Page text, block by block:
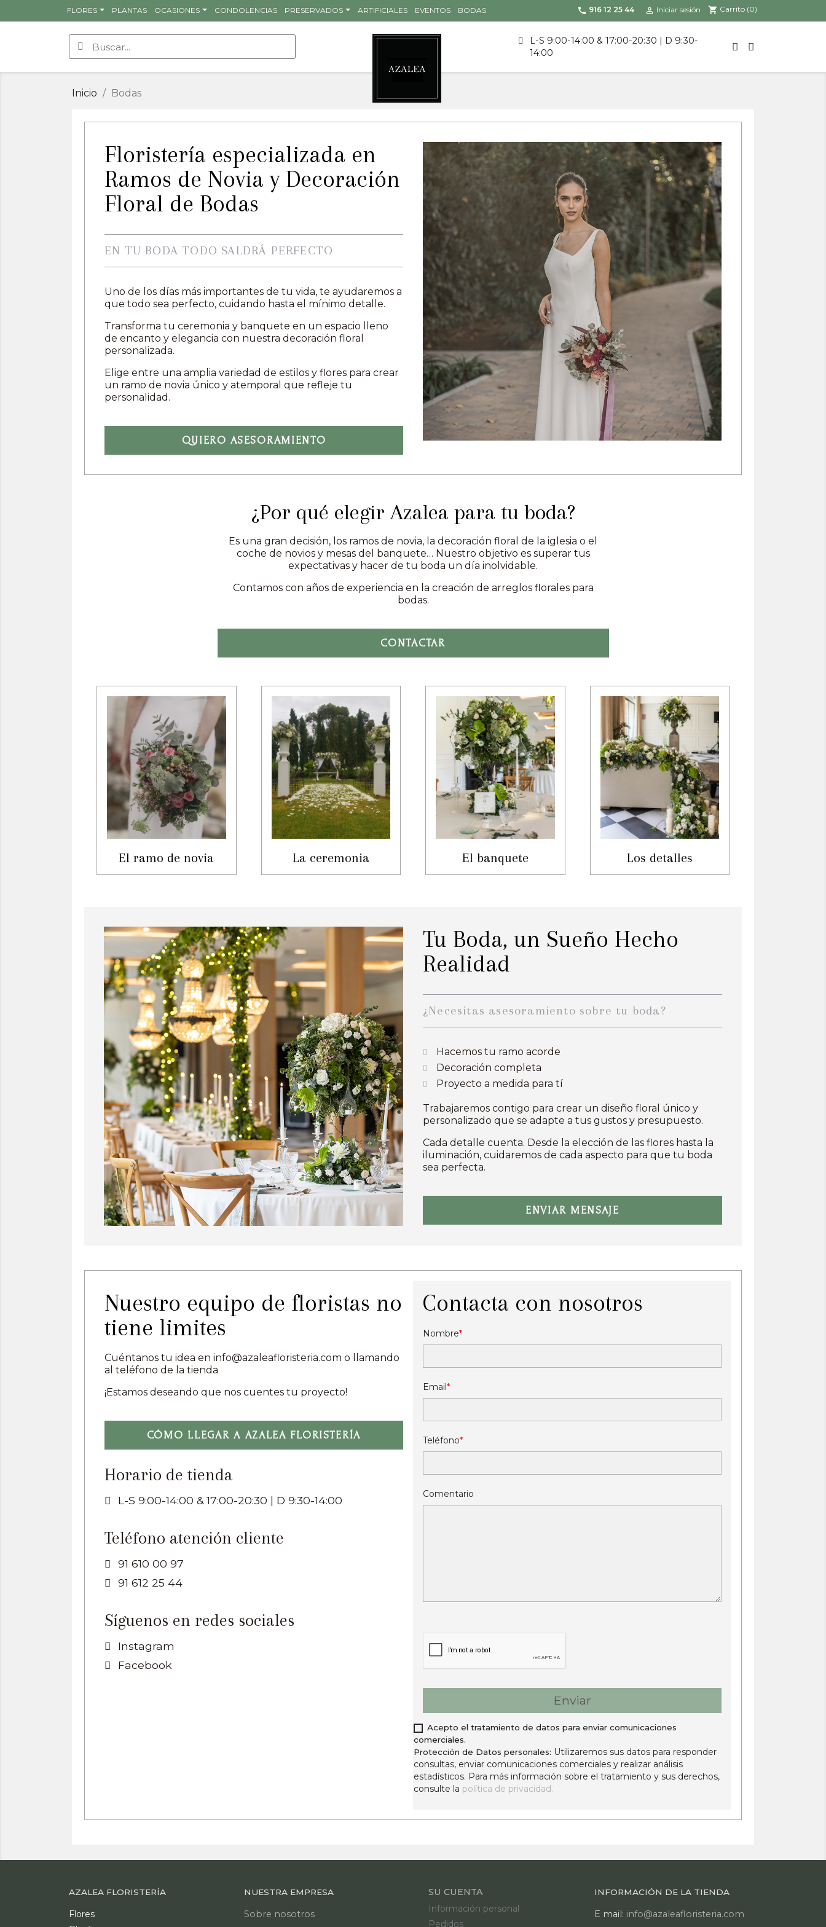
FLORES PLANTAS OCASIONES CONDOLENCIAS PRESERVADOS ARTIFICIALES EVENTOS BODAS call 916 12 25 44  Iniciar sesión shopping_cart Carrito (0)
L-S 9:00-14:00 & 17:00-20:30 | D 9:30-
14:00
Inicio Bodas
Floristería especializada en
Ramos de Novia y Decoración
Floral de Bodas
EN TU BODA TODO SALDRÁ PERFECTO
Uno de los días más importantes de tu vida, te ayudaremos a
que todo sea perfecto, cuidando hasta el mínimo detalle.
Transforma tu ceremonia y banquete en un espacio lleno
de encanto y elegancia con nuestra decoración floral
personalizada.
Elige entre una amplia variedad de estilos y flores para crear
un ramo de novia único y atemporal que refleje tu
personalidad.
QUIERO ASESORAMIENTO
¿Por qué elegir Azalea para tu boda?
Es una gran decisión, los ramos de novia, la decoración floral de la iglesia o el
coche de novios y mesas del banquete… Nuestro objetivo es superar tus
expectativas y hacer de tu boda un día inolvidable.
Contamos con años de experiencia en la creación de arreglos florales para
bodas.
CONTACTAR
El ramo de novia La ceremonia El banquete Los detalles
Tu Boda, un Sueño Hecho
Realidad
¿Necesitas asesoramiento sobre tu boda?
Hacemos tu ramo acorde
Decoración completa
Proyecto a medida para tí
Trabajaremos contigo para crear un diseño floral único y
personalizado que se adapte a tus gustos y presupuesto.
Cada detalle cuenta. Desde la elección de las flores hasta la
iluminación, cuidaremos de cada aspecto para que tu boda
sea perfecta.
ENVIAR MENSAJE
Nuestro equipo de floristas no
tiene limites
Cuéntanos tu idea en info@azaleafloristeria.com o llamando
al teléfono de la tienda
¡Estamos deseando que nos cuentes tu proyecto!
CÓMO LLEGAR A AZALEA FLORISTERÍA
Horario de tienda
L-S 9:00-14:00 & 17:00-20:30 | D 9:30-14:00
Teléfono atención cliente
91 610 00 97
91 612 25 44
Síguenos en redes sociales
Instagram
Facebook
Contacta con nosotros
Nombre
Email
Teléfono
Comentario
Enviar
Acepto el tratamiento de datos para enviar comunicaciones
comerciales.
Protección de Datos personales: Utilizaremos sus datos para responder
consultas, enviar comunicaciones comerciales y realizar análisis
estadísticos. Para más información sobre el tratamiento y sus derechos,
consulte la política de privacidad.
AZALEA FLORISTERÍA
Flores
NUESTRA EMPRESA
Sobre nosotros
SU CUENTA
Información personal
Pedidos
INFORMACIÓN DE LA TIENDA
E mail: info@azaleafloristeria.com